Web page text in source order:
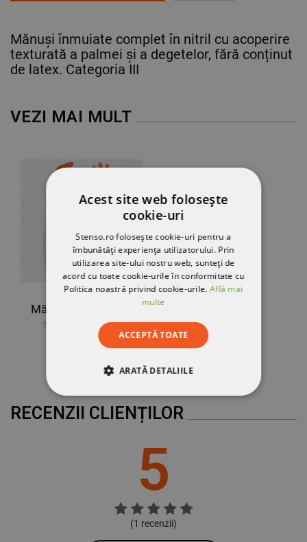
Mănuși înmuiate complet în nitril cu acoperire
texturată a palmei și a degetelor, fără conținut
de latex. Categoria III
VEZI MAI MULT
112,41 RON
RECENZII CLIENȚILOR
5
(1 recenzii)
Acest site web folosește
cookie-uri
Stenso.ro folosește cookie-uri pentru a
îmbunătăți experiența utilizatorului. Prin
utilizarea site-ului nostru web, sunteți de
acord cu toate cookie-urile în conformitate cu
Politica noastră privind cookie-urile.Află mai
multe
ACCEPTĂ TOATE
ARATĂ DETALIILE
STRICT NECESARE
DE TARGETARE
NECLASIFICATE